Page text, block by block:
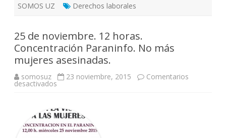
SOMOS UZ
Derechos laborales
25 de noviembre. 12 horas.
Concentración Paraninfo. No más
mujeres asesinadas.
somosuz 23 noviembre, 2015 Comentarios
desactivadosen
12
horas.
Concentración
Paraninfo.